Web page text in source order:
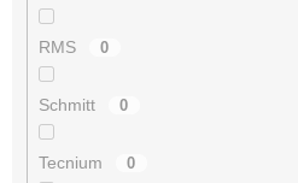
RMS 0
Schmitt 0
Tecnium 0